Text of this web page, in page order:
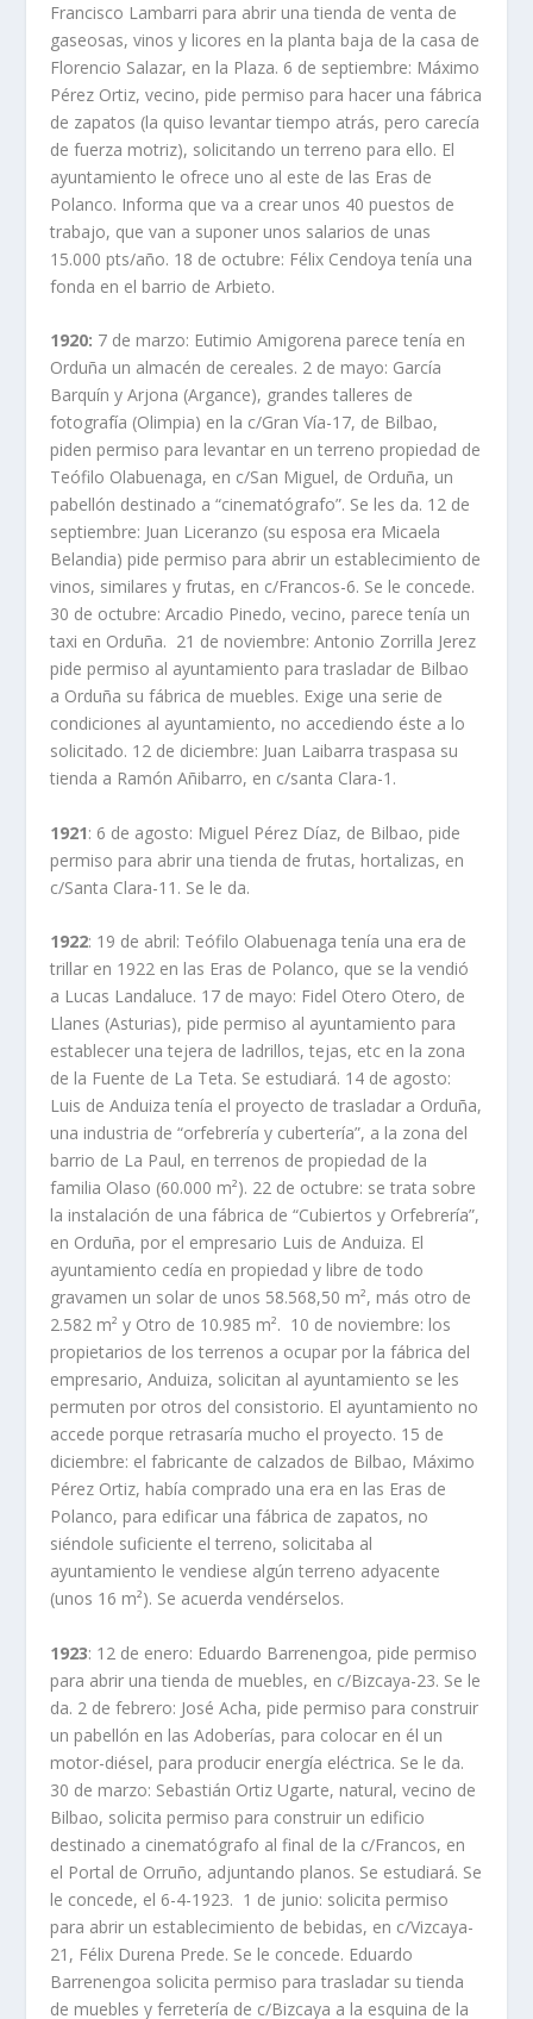
Francisco Lambarri para abrir una tienda de venta de
gaseosas, vinos y licores en la planta baja de la casa de
Florencio Salazar, en la Plaza. 6 de septiembre: Máximo
Pérez Ortiz, vecino, pide permiso para hacer una fábrica
de zapatos (la quiso levantar tiempo atrás, pero carecía
de fuerza motriz), solicitando un terreno para ello. El
ayuntamiento le ofrece uno al este de las Eras de
Polanco. Informa que va a crear unos 40 puestos de
trabajo, que van a suponer unos salarios de unas
15.000 pts/año. 18 de octubre: Félix Cendoya tenía una
fonda en el barrio de Arbieto.
1920: 7 de marzo: Eutimio Amigorena parece tenía en
Orduña un almacén de cereales. 2 de mayo: García
Barquín y Arjona (Argance), grandes talleres de
fotografía (Olimpia) en la c/Gran Vía-17, de Bilbao,
piden permiso para levantar en un terreno propiedad de
Teófilo Olabuenaga, en c/San Miguel, de Orduña, un
pabellón destinado a “cinematógrafo”. Se les da. 12 de
septiembre: Juan Liceranzo (su esposa era Micaela
Belandia) pide permiso para abrir un establecimiento de
vinos, similares y frutas, en c/Francos-6. Se le concede.
30 de octubre: Arcadio Pinedo, vecino, parece tenía un
taxi en Orduña. 21 de noviembre: Antonio Zorrilla Jerez
pide permiso al ayuntamiento para trasladar de Bilbao
a Orduña su fábrica de muebles. Exige una serie de
condiciones al ayuntamiento, no accediendo éste a lo
solicitado. 12 de diciembre: Juan Laibarra traspasa su
tienda a Ramón Añibarro, en c/santa Clara-1.
1921: 6 de agosto: Miguel Pérez Díaz, de Bilbao, pide
permiso para abrir una tienda de frutas, hortalizas, en
c/Santa Clara-11. Se le da.
1922: 19 de abril: Teófilo Olabuenaga tenía una era de
trillar en 1922 en las Eras de Polanco, que se la vendió
a Lucas Landaluce. 17 de mayo: Fidel Otero Otero, de
Llanes (Asturias), pide permiso al ayuntamiento para
establecer una tejera de ladrillos, tejas, etc en la zona
de la Fuente de La Teta. Se estudiará. 14 de agosto:
Luis de Anduiza tenía el proyecto de trasladar a Orduña,
una industria de “orfebrería y cubertería”, a la zona del
barrio de La Paul, en terrenos de propiedad de la
familia Olaso (60.000 m²). 22 de octubre: se trata sobre
la instalación de una fábrica de “Cubiertos y Orfebrería”,
en Orduña, por el empresario Luis de Anduiza. El
ayuntamiento cedía en propiedad y libre de todo
gravamen un solar de unos 58.568,50 m², más otro de
2.582 m² y Otro de 10.985 m². 10 de noviembre: los
propietarios de los terrenos a ocupar por la fábrica del
empresario, Anduiza, solicitan al ayuntamiento se les
permuten por otros del consistorio. El ayuntamiento no
accede porque retrasaría mucho el proyecto. 15 de
diciembre: el fabricante de calzados de Bilbao, Máximo
Pérez Ortiz, había comprado una era en las Eras de
Polanco, para edificar una fábrica de zapatos, no
siéndole suficiente el terreno, solicitaba al
ayuntamiento le vendiese algún terreno adyacente
(unos 16 m²). Se acuerda vendérselos.
1923: 12 de enero: Eduardo Barrenengoa, pide permiso
para abrir una tienda de muebles, en c/Bizcaya-23. Se le
da. 2 de febrero: José Acha, pide permiso para construir
un pabellón en las Adoberías, para colocar en él un
motor-diésel, para producir energía eléctrica. Se le da.
30 de marzo: Sebastián Ortiz Ugarte, natural, vecino de
Bilbao, solicita permiso para construir un edificio
destinado a cinematógrafo al final de la c/Francos, en
el Portal de Orruño, adjuntando planos. Se estudiará. Se
le concede, el 6-4-1923. 1 de junio: solicita permiso
para abrir un establecimiento de bebidas, en c/Vizcaya-
21, Félix Durena Prede. Se le concede. Eduardo
Barrenengoa solicita permiso para trasladar su tienda
de muebles y ferretería de c/Bizcaya a la esquina de la